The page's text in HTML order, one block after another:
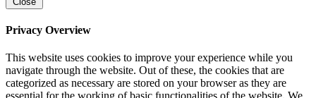
Privacy Overview
This website uses cookies to improve your experience while you
navigate through the website. Out of these, the cookies that are
categorized as necessary are stored on your browser as they are
essential for the working of basic functionalities of the website. We